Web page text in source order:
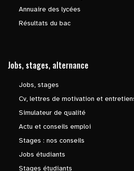
Annuaire des lycées
Résultats du bac
Jobs, stages, alternance
Jobs, stages
Cv, lettres de motivation et
Simulateur de qualité
Actu et conseils emploi
Stages : nos conseils
Jobs étudiants
Stages étudiants